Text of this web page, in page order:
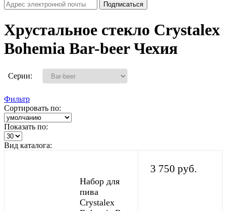
Хрустальное стекло Crystalex
Bohemia Bar-beer Чехия
Серии:
Фильтр
Сортировать по:
Показать по:
Вид каталога:
Набор для
пива
Crystalex
3 750 руб.